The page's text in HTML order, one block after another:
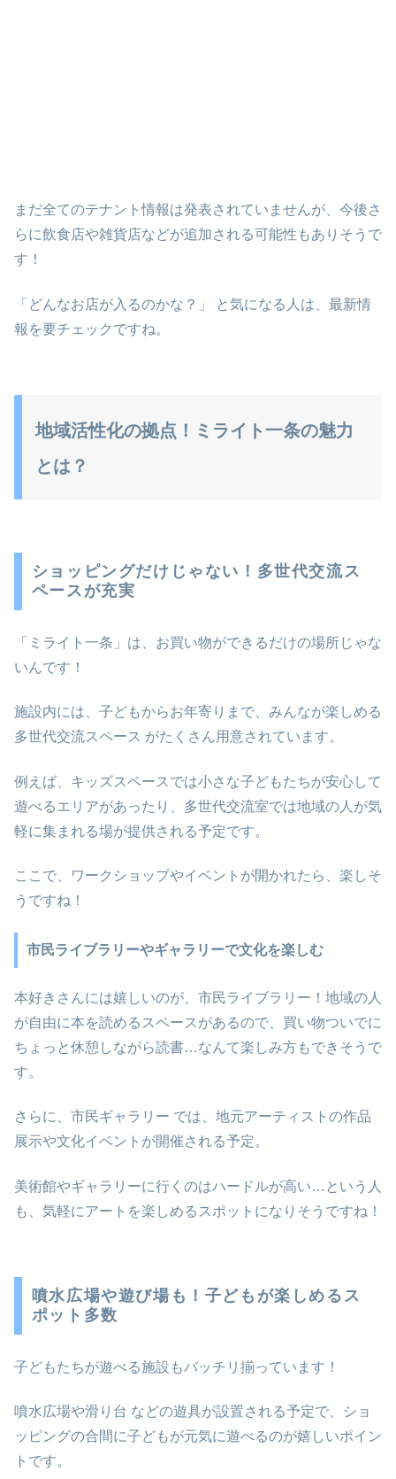
まだ全てのテナント情報は発表されていませんが、今後さ
らに飲食店や雑貨店などが追加される可能性もありそうで
す！
「どんなお店が入るのかな？」 と気になる人は、最新情
報を要チェックですね。
地域活性化の拠点！ミライト一条の魅力
とは？
ショッピングだけじゃない！多世代交流ス
ペースが充実
「ミライト一条」は、お買い物ができるだけの場所じゃな
いんです！
施設内には、子どもからお年寄りまで、みんなが楽しめる
多世代交流スペース がたくさん用意されています。
例えば、キッズスペースでは小さな子どもたちが安心して
遊べるエリアがあったり、多世代交流室では地域の人が気
軽に集まれる場が提供される予定です。
ここで、ワークショップやイベントが開かれたら、楽しそ
うですね！
市民ライブラリーやギャラリーで文化を楽しむ
本好きさんには嬉しいのが、市民ライブラリー！地域の人
が自由に本を読めるスペースがあるので、買い物ついでに
ちょっと休憩しながら読書…なんて楽しみ方もできそうで
す。
さらに、市民ギャラリー では、地元アーティストの作品
展示や文化イベントが開催される予定。
美術館やギャラリーに行くのはハードルが高い…という人
も、気軽にアートを楽しめるスポットになりそうですね！
噴水広場や遊び場も！子どもが楽しめるス
ポット多数
子どもたちが遊べる施設もバッチリ揃っています！
噴水広場や滑り台 などの遊具が設置される予定で、ショ
ッピングの合間に子どもが元気に遊べるのが嬉しいポイン
トです。